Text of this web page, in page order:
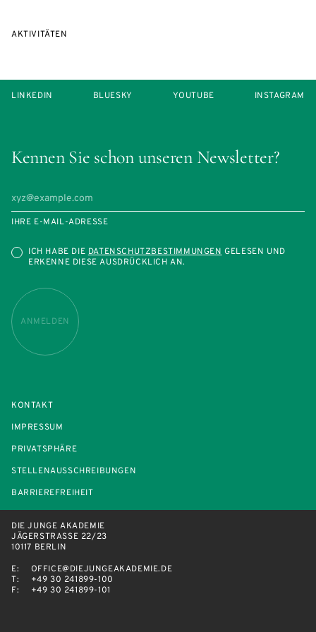
AKTIVITÄTEN
Kennen Sie schon unseren Newsletter?
IHRE E-MAIL-ADRESSE
ICH HABE DIEDATENSCHUTZBESTIMMUNGENGELESEN UND
ERKENNE DIESE AUSDRÜCKLICH AN.
ANMELDEN
LINKEDIN BLUESKY YOUTUBE INSTAGRAM
KONTAKT
IMPRESSUM
PRIVATSPHÄRE
STELLENAUSSCHREIBUNGEN
BARRIEREFREIHEIT
DIE JUNGE AKADEMIE
JÄGERSTRASSE 22/23
10117 BERLIN
E:
OFFICE@DIEJUNGEAKADEMIE.DE
T:
+49 30 241899-100
F:
+49 30 241899-101